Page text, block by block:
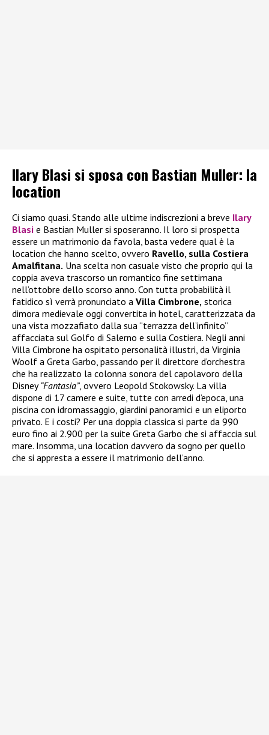
Ilary Blasi si sposa con Bastian Muller: la
location
Ci siamo quasi. Stando alle ultime indiscrezioni a breve Ilary
Blasi e Bastian Muller si sposeranno. Il loro si prospetta
essere un matrimonio da favola, basta vedere qual è la
location che hanno scelto, ovvero Ravello, sulla Costiera
Amalfitana. Una scelta non casuale visto che proprio qui la
coppia aveva trascorso un romantico fine settimana
nell’ottobre dello scorso anno. Con tutta probabilità il
fatidico sì verrà pronunciato a Villa Cimbrone, storica
dimora medievale oggi convertita in hotel, caratterizzata da
una vista mozzafiato dalla sua “terrazza dell’infinito”
affacciata sul Golfo di Salerno e sulla Costiera. Negli anni
Villa Cimbrone ha ospitato personalità illustri, da Virginia
Woolf a Greta Garbo, passando per il direttore d’orchestra
che ha realizzato la colonna sonora del capolavoro della
Disney“Fantasia”, ovvero Leopold Stokowsky. La villa
dispone di 17 camere e suite, tutte con arredi d’epoca, una
piscina con idromassaggio, giardini panoramici e un eliporto
privato. E i costi? Per una doppia classica si parte da 990
euro fino ai 2.900 per la suite Greta Garbo che si affaccia sul
mare. Insomma, una location davvero da sogno per quello
che si appresta a essere il matrimonio dell’anno.